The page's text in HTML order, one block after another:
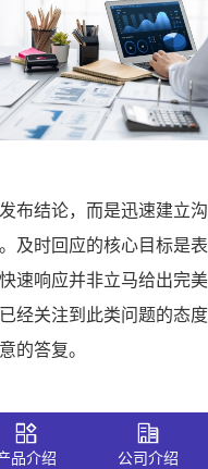
布结论，而是迅速建立
及时回应的核心目标是
速响应并非立马给出完
经关注到此类问题的态
的答复。
品介绍 公司介绍